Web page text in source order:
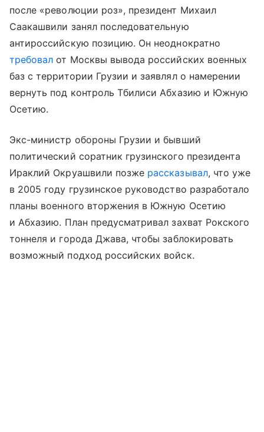
после «революции роз», президент Михаил
Саакашвили занял последовательную
антироссийскую позицию. Он неоднократно
требовал от Москвы вывода российских военных
баз с территории Грузии и заявлял о намерении
вернуть под контроль Тбилиси Абхазию и Южную
Осетию.
Экс-министр обороны Грузии и бывший
политический соратник грузинского президента
Ираклий Окруашвили позже рассказывал, что уже
в 2005 году грузинское руководство разработало
планы военного вторжения в Южную Осетию
и Абхазию. План предусматривал захват Рокского
тоннеля и города Джава, чтобы заблокировать
возможный подход российских войск.